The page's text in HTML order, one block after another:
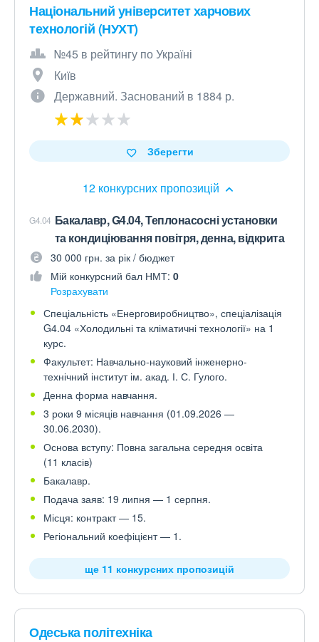
Національний університет харчових
технологій (НУХТ)
№45 в рейтингу по Україні
Київ
Державний. Заснований в 1884 р.
12 конкурсних пропозицій
Зберегти
G4.04 Бакалавр, G4.04, Теплонасосні установки
та кондиціювання повітря, денна, відкрита
30 000 грн. за рік / бюджет
Мій конкурсний бал НМТ: 0
Розрахувати
Спеціальність «Енерговиробництво», спеціалізація
G4.04 «Холодильні та кліматичні технології» на 1
курс.
Факультет: Навчально-науковий інженерно-
технічний інститут ім. акад. І. С. Гулого.
Денна форма навчання.
3 роки 9 місяців навчання (01.09.2026 —
30.06.2030).
Основа вступу: Повна загальна середня освіта
(11 класів)
Бакалавр.
Подача заяв: 19 липня — 1 серпня.
Місця: контракт — 15.
Регіональний коефіцієнт — 1.
ще 11 конкурсних пропозицій
Одеська політехніка